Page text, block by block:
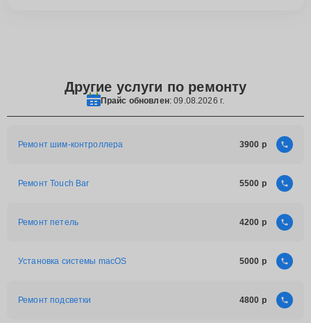
Другие услуги по ремонту
Прайс обновлен: 09.08.2026 г.
Ремонт шим-контроллера 3900
Ремонт Touch Bar 5500
Ремонт петель 4200
Установка системы macOS 5000
Ремонт подсветки 4800